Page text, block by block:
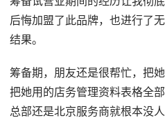
后悔加盟了此品牌，也进行了
结果。
筹备期，朋友还是很帮忙，把
把她用的店务管理资料表格全
总部还是北京服务商就根本没